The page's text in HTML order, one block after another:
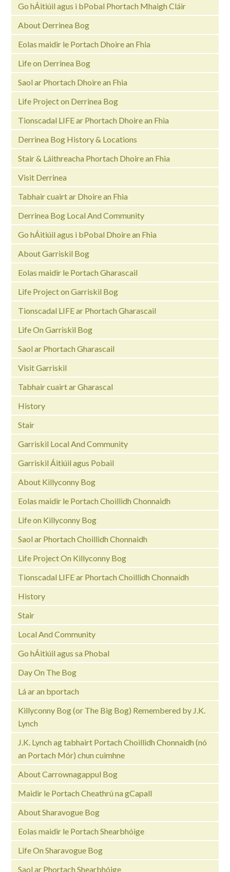
Go hÁitiúil agus i bPobal Phortach Mhaigh Cláir
About Derrinea Bog
Eolas maidir le Portach Dhoire an Fhia
Life on Derrinea Bog
Saol ar Phortach Dhoire an Fhia
Life Project on Derrinea Bog
Tionscadal LIFE ar Phortach Dhoire an Fhia
Derrinea Bog History & Locations
Stair & Láithreacha Phortach Dhoire an Fhia
Visit Derrinea
Tabhair cuairt ar Dhoire an Fhia
Derrinea Bog Local And Community
Go hÁitiúil agus i bPobal Dhoire an Fhia
About Garriskil Bog
Eolas maidir le Portach Gharascail
Life Project on Garriskil Bog
Tionscadal LIFE ar Phortach Gharascail
Life On Garriskil Bog
Saol ar Phortach Gharascail
Visit Garriskil
Tabhair cuairt ar Gharascal
History
Stair
Garriskil Local And Community
Garriskil Áitiúil agus Pobail
About Killyconny Bog
Eolas maidir le Portach Choillidh Chonnaidh
Life on Killyconny Bog
Saol ar Phortach Choillidh Chonnaidh
Life Project On Killyconny Bog
Tionscadal LIFE ar Phortach Choillidh Chonnaidh
History
Stair
Local And Community
Go hÁitiúil agus sa Phobal
Day On The Bog
Lá ar an bportach
Killyconny Bog (or The Big Bog) Remembered by J.K.
Lynch
J.K. Lynch ag tabhairt Portach Choillidh Chonnaidh (nó
an Portach Mór) chun cuimhne
About Carrownagappul Bog
Maidir le Portach Cheathrú na gCapall
About Sharavogue Bog
Eolas maidir le Portach Shearbhóige
Life On Sharavogue Bog
Saol ar Phortach Shearbhóige